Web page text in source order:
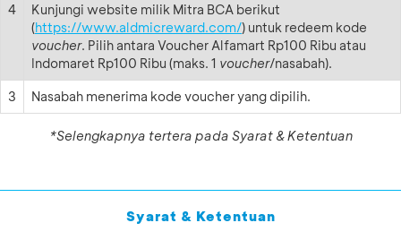
4
Kunjungi website milik Mitra BCA berikut
(https://www.aldmicreward.com/) untuk redeem kode
voucher. Pilih antara Voucher Alfamart Rp100 Ribu atau
Indomaret Rp100 Ribu (maks. 1 voucher/nasabah).
3
Nasabah menerima kode voucher yang dipilih.
*Selengkapnya tertera pada Syarat & Ketentuan
Syarat & Ketentuan